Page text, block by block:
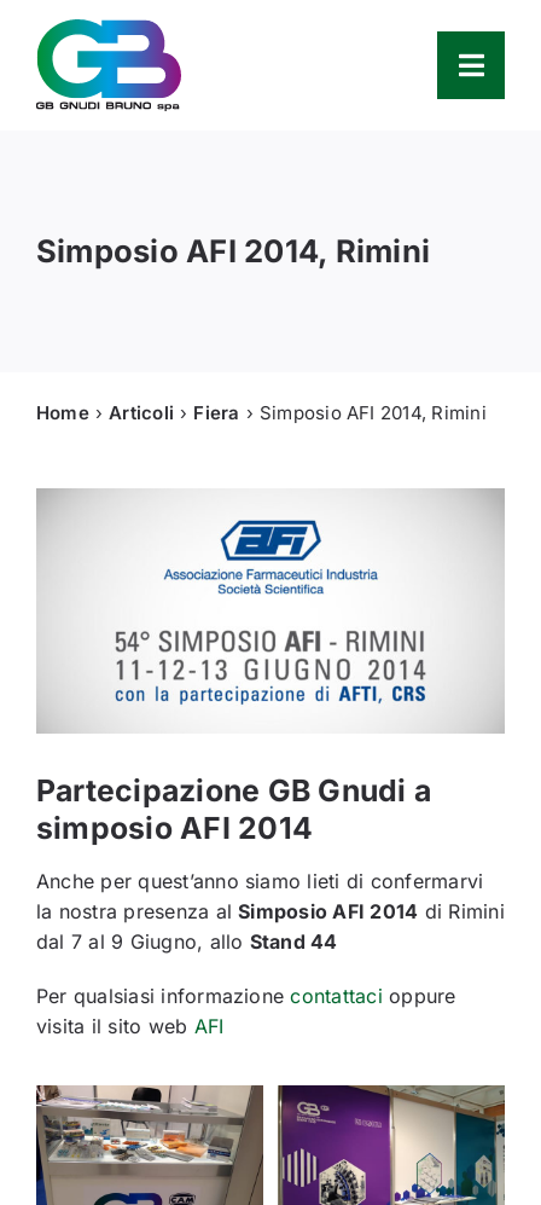
content
Prodotti
Ricambi
Simposio AFI 2014, Rimini
Home Articoli Fiera Simposio AFI 2014, Rimini
Partecipazione GB Gnudi a
simposio AFI 2014
Anche per quest’anno siamo lieti di confermarvi
la nostra presenza alSimposio AFI 2014 di Rimini
dal 7 al 9 Giugno, allo Stand 44
Per qualsiasi informazionecontattaci oppure
visita il sito web AFI